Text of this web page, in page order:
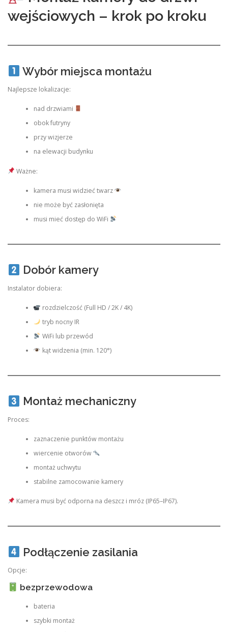
wejściowych – krok po kroku
Wybór miejsca montażu
Najlepsze lokalizacje:
nad drzwiami
obok futryny
przy wizjerze
na elewacji budynku
Ważne:
kamera musi widzieć twarz
nie może być zasłonięta
musi mieć dostęp do WiFi
Dobór kamery
Instalator dobiera:
rozdzielczość (Full HD / 2K / 4K)
tryb nocny IR
WiFi lub przewód
kąt widzenia (min. 120°)
Montaż mechaniczny
Proces:
zaznaczenie punktów montażu
wiercenie otworów
montaż uchwytu
stabilne zamocowanie kamery
Kamera musi być odporna na deszcz i mróz (IP65–IP67).
Podłączenie zasilania
Opcje:
bezprzewodowa
bateria
szybki montaż